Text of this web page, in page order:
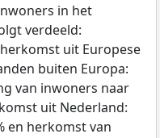
in het
verdeeld:
uit Europese
buiten Europa:
van inwoners naar
uit Nederland:
en herkomst van